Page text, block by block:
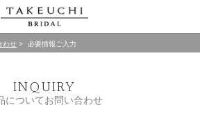
わせ 必要情報ご入力
INQUIRY
についてお問い合わせ